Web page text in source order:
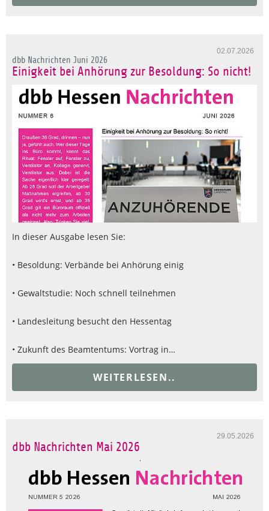
02.07.2026
dbb Nachrichten Juni 2026
Einigkeit bei Anhörung zur Besoldung: So nicht!
In dieser Ausgabe lesen Sie:
• Besoldung: Verbände bei Anhörung einig
• Gewaltstudie: Noch schnell teilnehmen
• Landesleitung besucht den Hessentag
• Zukunft des Beamtentums: Vortrag in…
WEITERLESEN..
29.05.2026
dbb Nachrichten Mai 2026